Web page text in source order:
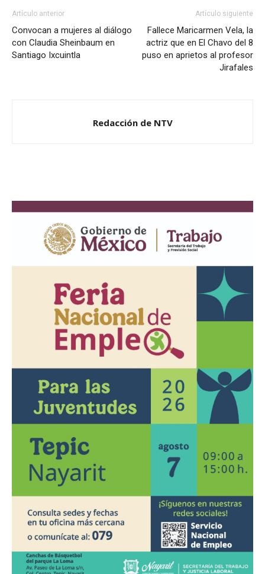
Artículo anterior
Convocan a mujeres al diálogo
con Claudia Sheinbaum en
Santiago Ixcuintla
Artículo siguiente
Fallece Maricarmen Vela, la
actriz que en El Chavo del 8
puso en aprietos al profesor
Jirafales
Redacción de NTV